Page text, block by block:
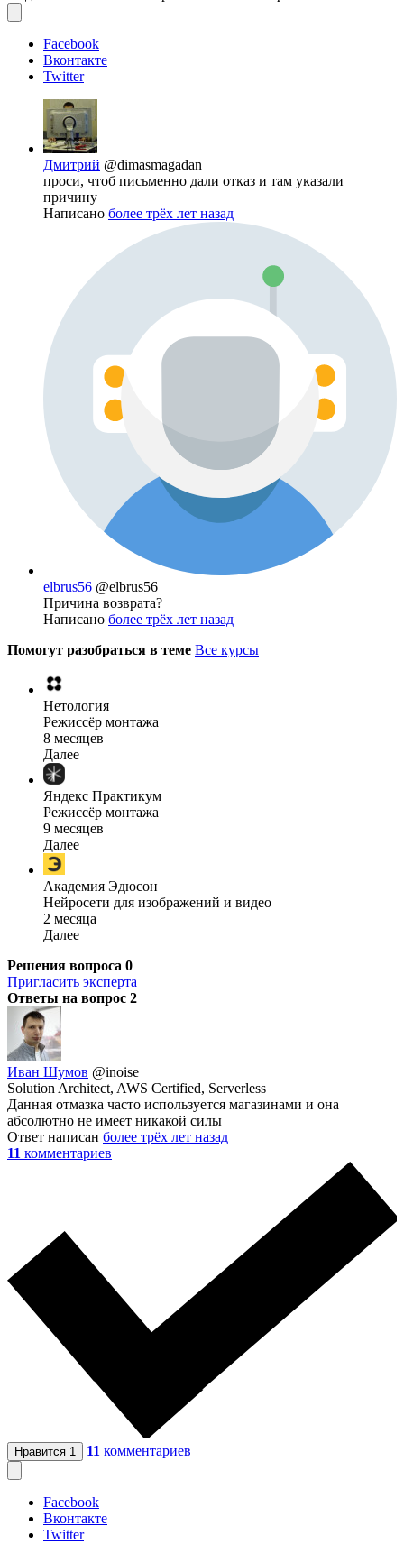
Facebook
Вконтакте
Twitter
Дмитрий @dimasmagadan
проси, чтоб письменно дали отказ и там указали
причину
Написано более трёх лет назад
elbrus56 @elbrus56
Причина возврата?
Написано более трёх лет назад
Помогут разобраться в теме Все курсы
Нетология
Режиссёр монтажа
8 месяцев
Далее
Яндекс Практикум
Режиссёр монтажа
9 месяцев
Далее
Академия Эдюсон
Нейросети для изображений и видео
2 месяца
Далее
Решения вопроса 0
Пригласить эксперта
Ответы на вопрос 2
Иван Шумов @inoise
Solution Architect, AWS Certified, Serverless
Данная отмазка часто используется магазинами и она
абсолютно не имеет никакой силы
Ответ написан более трёх лет назад
11 комментариев
Нравится 1 11 комментариев
Facebook
Вконтакте
Twitter